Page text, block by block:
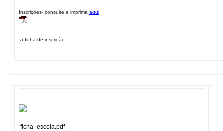
Inscrições- consulte e imprima aqui
a ficha de inscrição
ficha_escola.pdf